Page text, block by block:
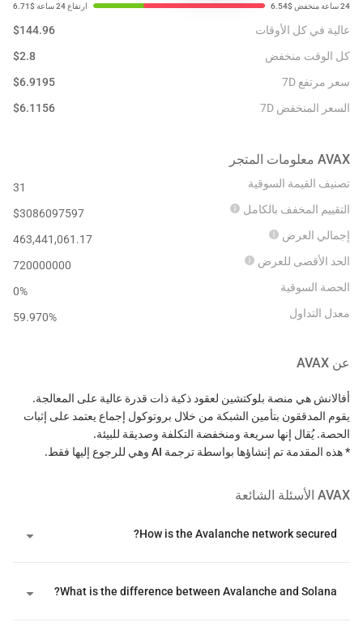
عالية في كل الأوقات $144.96
كل الوقت منخفض
$2.8
سعر مرتفع 7D
$6.9195
السعر المنخفض 7D
$6.1156
AVAX معلومات المتجر
تصنيف القيمة السوقية
31
التقييم المخفف بالكامل
$3086097597
إجمالي العرض
463,441,061.17
الحد الأقصى للعرض
720000000
الحصة السوقية
0%
معدل التداول
59.970%
عن AVAX
أفالانش هي منصة بلوكتشين لعقود ذكية ذات قدرة عالية على المعالجة.
يقوم المدققون بتأمين الشبكة من خلال بروتوكول إجماع يعتمد على إثبات
* هذه المقدمة تم إنشاؤها بواسطة ترجمة AI وهي للرجوع إليها فقط.
AVAX الأسئلة الشائعة
How is the Avalanche network secured?
What is the difference between Avalanche and Solana?